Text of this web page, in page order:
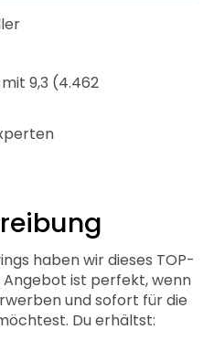
9,3 (4.462
haben wir dieses TOP-
Angebot ist perfekt, wenn
und sofort für die
Du erhältst: